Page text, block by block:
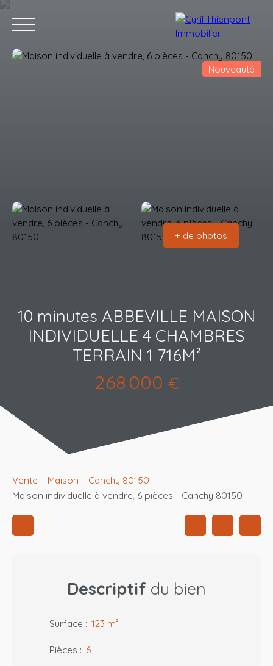
Nouveauté
+ de photos
10 minutes ABBEVILLE MAISON
INDIVIDUELLE 4 CHAMBRES
TERRAIN 1 716M²
268 000 €
Vente Maison
Canchy 80150
Maison individuelle à vendre, 6 pièces - Canchy 80150
Descriptif du bien
Surface : 123 m²
Pièces : 6